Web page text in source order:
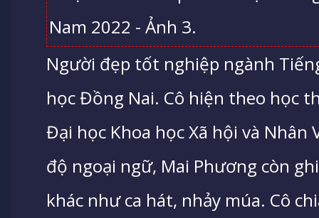
Người đẹp tốt nghiệp ngành
học Đồng Nai. Cô hiện theo học
Đại học Khoa học Xã hội và Nhân
độ ngoại ngữ, Mai Phương còn
khác như ca hát, nhảy múa. Cô